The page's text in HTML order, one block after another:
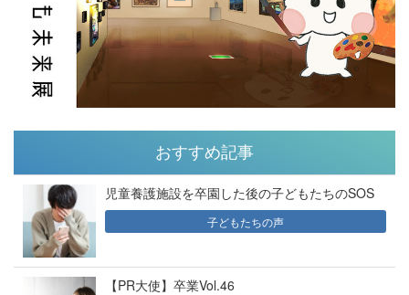
おすすめ記事
児童養護施設を卒園した後の子どもたちのSOS
子どもたちの声
【PR大使】卒業Vol.46